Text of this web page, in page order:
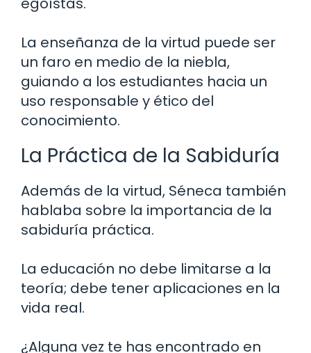
La enseñanza de la virtud puede ser
un faro en medio de la niebla,
guiando a los estudiantes hacia un
uso responsable y ético del
conocimiento.
La Práctica de la Sabiduría
Además de la virtud, Séneca también
hablaba sobre la importancia de la
sabiduría práctica.
La educación no debe limitarse a la
teoría; debe tener aplicaciones en la
vida real.
¿Alguna vez te has encontrado en